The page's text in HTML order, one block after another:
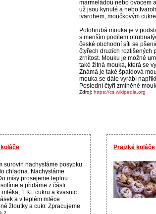
marmeládou nebo ovocem
už jsou kynuté a nebo
tvarohem, moučkovým
Polohrubá mouka je v
s menším podílem
české obchodní síti se
čtyřech druzích rozlišených
zrnitost. Mouku je možné
také žitná mouka, která se
Známá je také špaldová
mouka se dále vyrábí
Poslední čtyři zmíněné
Zdroj: https://cs.wikipedia.org
surovin nachystáme posypku
chladna. Nachystáme
mísy prosejeme teplou
a přidáme z části
1 KL cukru a kvasnic
a v teplém mléce
žloutky a cukr. Zpracujeme
Prajzké